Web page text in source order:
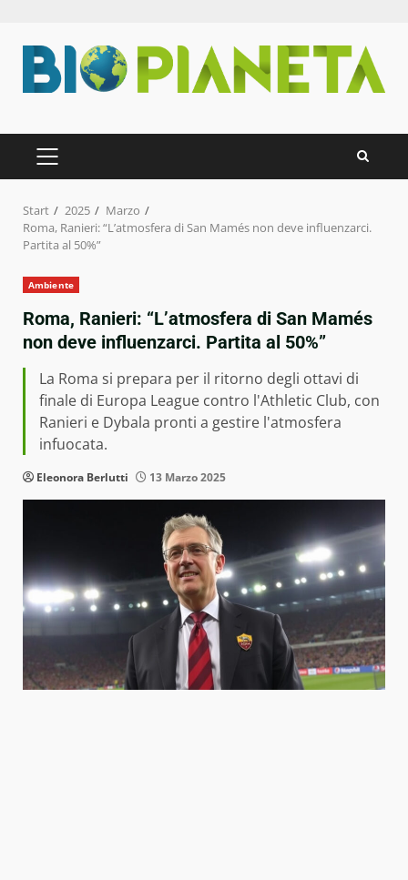
Inhalt
springen
PRIMÄRES
MENÜ
Start 2025
Marzo
Roma, Ranieri: “L’atmosfera di San Mamés non deve influenzarci.
Partita al 50%”
Ambiente
Roma, Ranieri: “L’atmosfera di San Mamés
non deve influenzarci. Partita al 50%”
La Roma si prepara per il ritorno degli ottavi di
finale di Europa League contro l'Athletic Club, con
Ranieri e Dybala pronti a gestire l'atmosfera
infuocata.
Eleonora Berlutti 13 Marzo 2025